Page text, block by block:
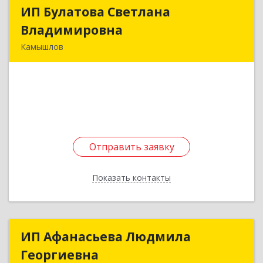
ИП Булатова Светлана
Владимировна
Камышлов
Отправить заявку
Показать контакты
ИП Булатова Светлана
Отправить заявку
Назад
ИП Афанасьева Людмила
Георгиевна
ИП Афанасьева Людмила